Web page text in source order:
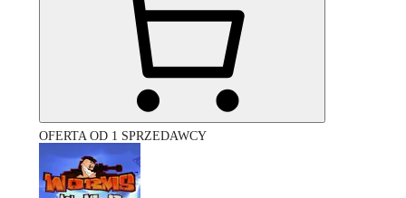
OFERTA OD 1 SPRZEDAWCY